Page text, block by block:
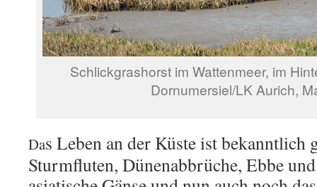
Schlickgrashorst im Wattenmeer, im
Dornumersiel/LK Aurich,
Das Leben an der Küste ist bekanntlich
Sturmfluten, Dünenabbrüche, Ebbe